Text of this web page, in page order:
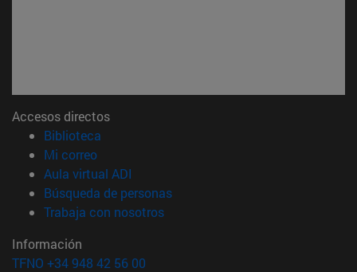
Accesos directos
Biblioteca
Mi correo(abre en nueva ventana)
Aula virtual ADI
Búsqueda de personas(abre en nueva ventana)
Trabaja con nosotros(abre en nueva ventana)
Información
TFNO +34 948 42 56 00